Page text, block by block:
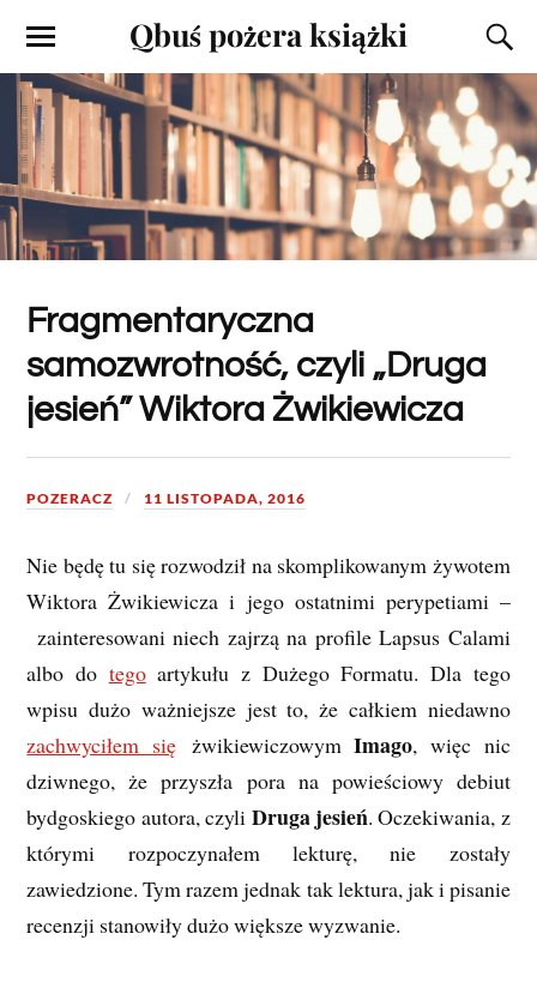
Qbuś pożera książki
Fragmentaryczna
samozwrotność, czyli „Druga
jesień” Wiktora Żwikiewicza
POZERACZ 11 LISTOPADA, 2016
Nie będę tu się rozwodził na skomplikowanym żywotem
Wiktora Żwikiewicza i jego ostatnimi perypetiami –
zainteresowani niech zajrzą na profile Lapsus Calami
albo do tegoartykułu z Dużego Formatu. Dla tego
wpisu dużo ważniejsze jest to, że całkiem niedawno
zachwyciłem się żwikiewiczowymImago, więc nic
dziwnego, że przyszła pora na powieściowy debiut
bydgoskiego autora, czyli Druga jesień. Oczekiwania, z
którymi rozpoczynałem lekturę, nie zostały
zawiedzione. Tym razem jednak tak lektura, jak i pisanie
recenzji stanowiły dużo większe wyzwanie.